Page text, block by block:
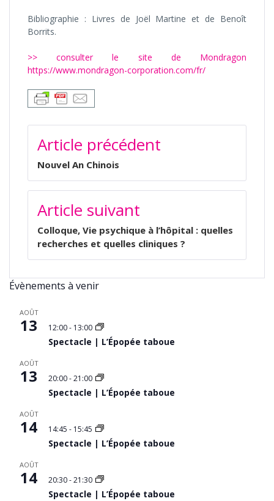
Bibliographie : Livres de Joël Martine et de Benoît
Borrits.
>> consulter le site de Mondragon
https://www.mondragon-corporation.com/fr/
NAVIGATION
DE
L’ARTICLE
Article précédent
Nouvel An Chinois
Article suivant
Colloque, Vie psychique à l’hôpital : quelles
recherches et quelles cliniques ?
Évènements à venir
AOÛT
13 12:00- 13:00
Spectacle | L’Épopée taboue
AOÛT
13 20:00-21:00
Spectacle | L’Épopée taboue
AOÛT
14 14:45 - 15:45
Spectacle | L’Épopée taboue
AOÛT
14 20:30-21:30
Spectacle | L’Épopée taboue